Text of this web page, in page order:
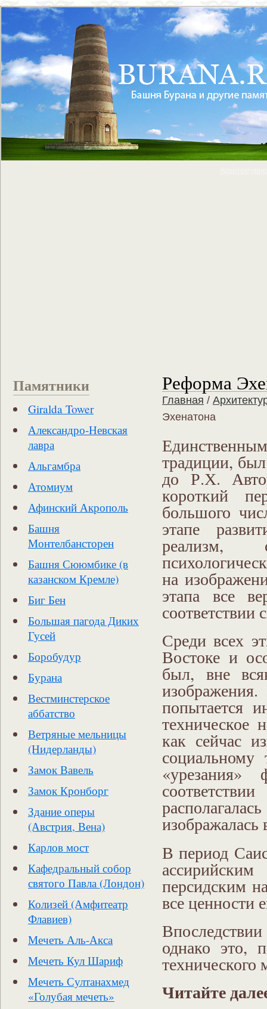
Памятники
Giralda Tower
Александро-Невская
лавра
Альгамбра
Атомиум
Афинский Акрополь
Башня
Монтелбансторен
Башня Сююмбике (в
казанском Кремле)
Биг Бен
Большая пагода Диких
Гусей
Боробудур
Бурана
Вестминстерское
аббатство
Ветряные мельницы
(Нидерланды)
Замок Вавель
Замок Кронборг
Здание оперы
(Австрия, Вена)
Карлов мост
Кафедральный собор
святого Павла (Лондон)
Колизей (Амфитеатр
Флавиев)
Мечеть Аль-Акса
Мечеть Кул Шариф
Мечеть Султанахмед
«Голубая мечеть»
Реформа
Главная /
Эхенатона
традиции,
до Р.Х.
короткий
большого
этапе
реализм,
на
этапа все
соответствии
Среди всех
Востоке и
был, вне
изображения.
попытается
техническое
как сейчас
В период
персидским
все ценности
однако это,
технического
Читайте